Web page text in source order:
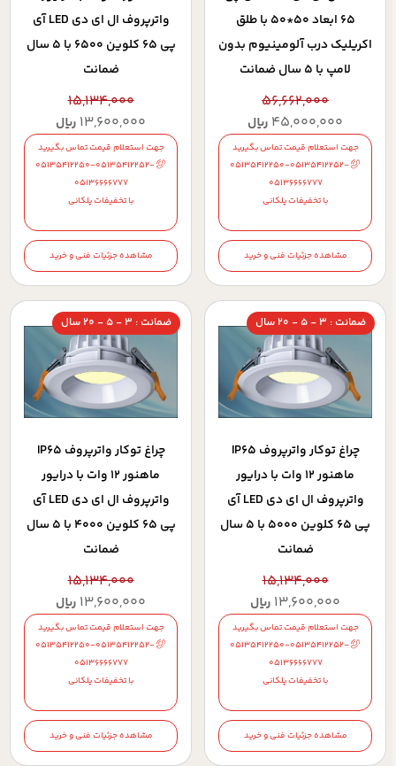
65 ابعاد 50*50 با طلق
اکريليک درب آلومينيوم بدون
لامپ با 5 سال ضمانت
56,662,000
45,000,000 ریال
جهت استعلام قیمت تماس بگیرید
05135412250-05135412252-
05136666777
با تخفیفات پلکانی
مشاهده جزئیات فنی و خرید
واترپروف ال ای دی LED آی
پی 65 کلوین 6500 با 5 سال
ضمانت
15,134,000
13,600,000 ریال
جهت استعلام قیمت تماس بگیرید
05135412250-05135412252-
05136666777
با تخفیفات پلکانی
مشاهده جزئیات فنی و خرید
ضمانت : 3 - 5 - 20 سال
چراغ توکار واترپروف IP65
ماهنور 12 وات با درایور
واترپروف ال ای دی LED آی
پی 65 کلوین 5000 با 5 سال
ضمانت
15,134,000
13,600,000 ریال
جهت استعلام قیمت تماس بگیرید
05135412250-05135412252-
05136666777
با تخفیفات پلکانی
مشاهده جزئیات فنی و خرید
ضمانت : 3 - 5 - 20 سال
چراغ توکار واترپروف IP65
ماهنور 12 وات با درایور
واترپروف ال ای دی LED آی
پی 65 کلوین 4000 با 5 سال
ضمانت
15,134,000
13,600,000 ریال
جهت استعلام قیمت تماس بگیرید
05135412250-05135412252-
05136666777
با تخفیفات پلکانی
مشاهده جزئیات فنی و خرید